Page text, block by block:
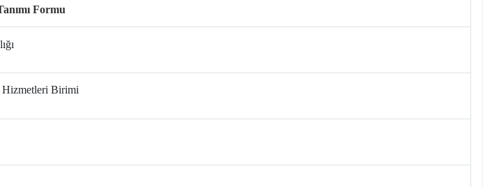
Formu
Birimi